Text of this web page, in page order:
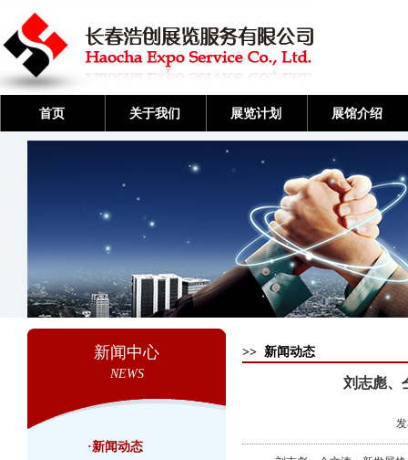
首页 关于我们 展览计划 展馆介绍
新闻中心
NEWS
·新闻动态
>> 新闻动态
刘志彪、